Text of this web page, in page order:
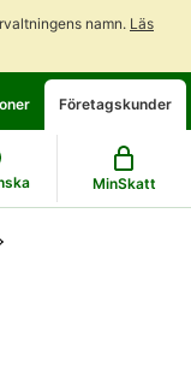
namn. Läs
Företagskunder
MinSkatt